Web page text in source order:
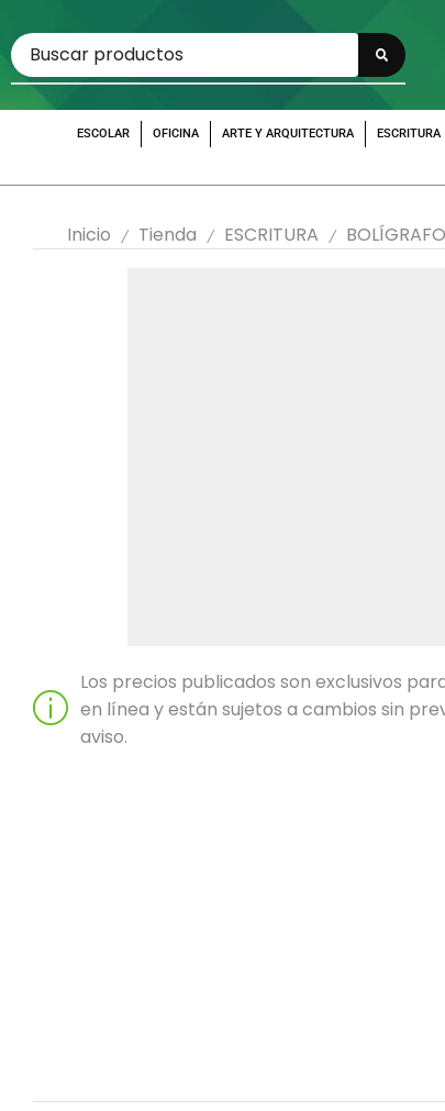
ESCOLAR OFICINA ARTE Y ARQUITECTURA ESCRITURA
Inicio / Tienda / ESCRITURA /
Los precios publicados son exclusivos
en línea y están sujetos a cambios sin
aviso.